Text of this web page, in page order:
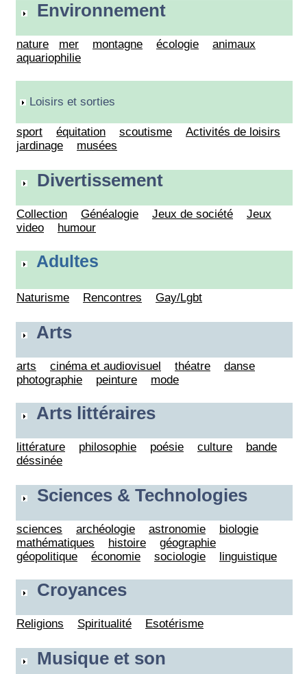
Environnement
nature mer montagne écologie
animaux
aquariophilie
Loisirs et sorties
sport équitation scoutisme
Activités de loisirs
jardinage
musées
Divertissement
Collection Généalogie Jeux de société
Jeux
video
humour
Adultes
Naturisme Rencontres Gay/Lgbt
Arts
arts cinéma et audiovisuel théatre
danse
photographie
peinture mode
Arts littéraires
littérature philosophie poésie culture
bande
déssinée
Sciences & Technologies
sciences archéologie astronomie
biologie
mathématiques
histoire
géographie
géopolitique
économie sociologie linguistique
Croyances
Religions Spiritualité Esotérisme
Musique et son